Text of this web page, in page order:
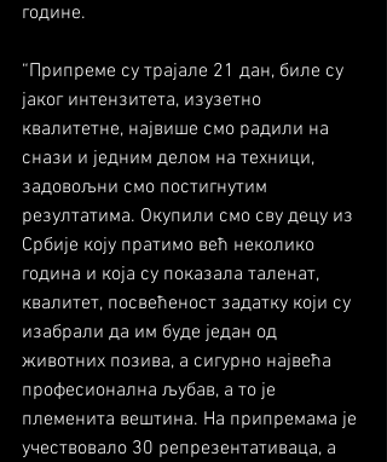
године.
“Припреме су трајале 21 дан, биле су
јаког интензитета, изузетно
квалитетне, највише смо радили на
снази и једним делом на техници,
задовољни смо постигнутим
резултатима. Окупили смо сву децу из
Србије коју пратимо већ неколико
година и која су показала таленат,
квалитет, посвећеност задатку који су
изабрали да им буде један од
животних позива, а сигурно највећа
професионална љубав, а то је
племенита вештина. На припремама је
учествовало 30 репрезентативаца, а